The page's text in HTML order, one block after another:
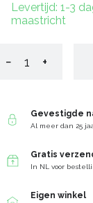
Levertijd: 1-3
maastricht
− +
Gevestigde
Al meer dan 25
Gratis
In NL voor
Eigen winkel